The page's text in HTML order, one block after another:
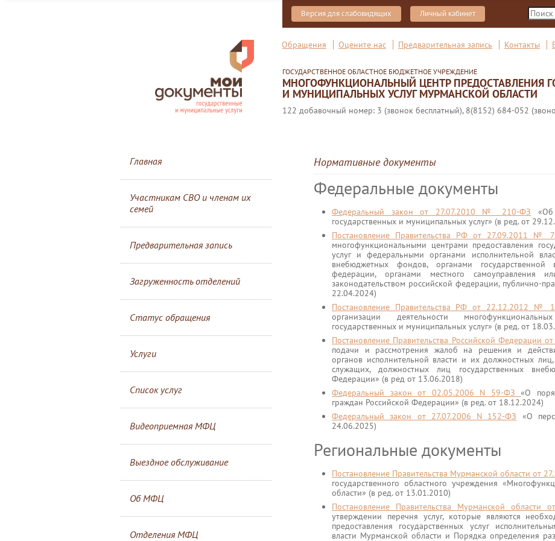
Версия для слабовидящих Личный кабинет
Обращения Оцените нас Предварительная запись Контакты
ГОСУДАРСТВЕННОЕ ОБЛАСТНОЕ БЮДЖЕТНОЕ УЧРЕЖДЕНИЕ
МНОГОФУНКЦИОНАЛЬНЫЙ ЦЕНТР ПРЕДОСТАВЛЕНИЯ
И МУНИЦИПАЛЬНЫХ УСЛУГ МУРМАНСКОЙ ОБЛАСТИ
122 добавочный номер: 3 (звонок бесплатный), 8(8152) 684-052
Главная
Участникам СВО и членам их
семей
Предварительная запись
Загруженность отделений
Статус обращения
Услуги
Список услуг
Видеоприемная МФЦ
Выездное обслуживание
Об МФЦ
Отделения МФЦ
Нормативные документы
Федеральные документы
Федеральный закон от 27.07.2010 № 210-ФЗ «Об
государственных и муниципальных услуг» (в ред. от
Постановление Правительства РФ от 27.09.2011 №
многофункциональными центрами предоставления
услуг и федеральными органами исполнительной
внебюджетных фондов, органами государственной
федерации, органами местного самоуправления
законодательством российской федерации, публично-
22.04.2024)
Постановление Правительства РФ от 22.12.2012 №
организации деятельности
государственных и муниципальных услуг» (в ред. от
Постановление Правительства Российской Федерации
подачи и рассмотрения жалоб на решения и
органов исполнительной власти и их должностных
служащих, должностных лиц государственных
Федерации» (в ред от 13.06.2018)
Федеральный закон от 02.05.2006 N 59-ФЗ«О
граждан Российской Федерации» (в ред. от 18.12.2024)
Федеральный закон от 27.07.2006 N 152-ФЗ «О
24.06.2025)
Региональные документы
Постановление Правительства Мурманской области от
государственного областного учреждения
области» (в ред. от 13.01.2010)
Постановление Правительства Мурманской
утверждении перечня услуг, которые являются
предоставления государственных услуг
власти Мурманской области и Порядка определения